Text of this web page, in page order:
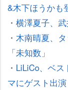
&木下ほうかも
・ 横澤夏子、
・ 木南晴夏、
「未知数」
・ LiLiCo、ベ
マにゲスト出演